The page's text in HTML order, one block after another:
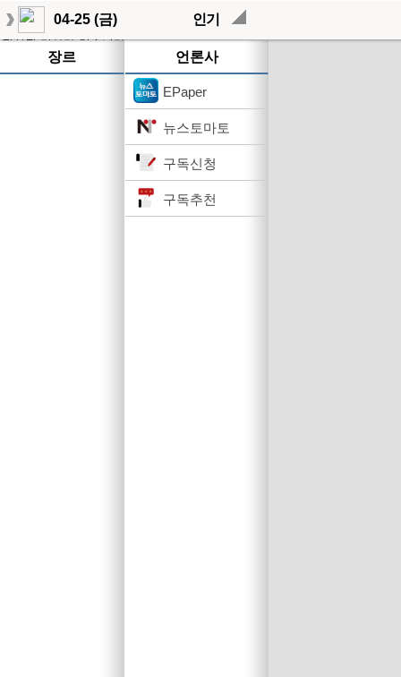
04-25 (금) 인기
장르 언론사
EPaper
뉴스토마토
구독신청
구독추천
작성된 기사가 없습니다.